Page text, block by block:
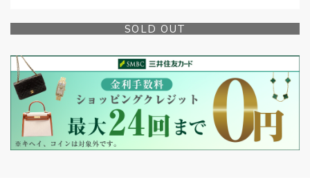
SOLD OUT